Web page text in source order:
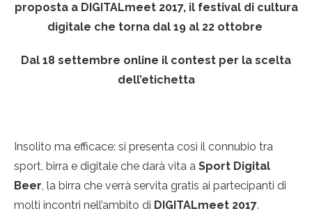
proposta a DIGITALmeet 2017, il festival di cultura
digitale che torna dal 19 al 22 ottobre
Dal 18 settembre online il contest per la scelta
dell’etichetta
Insolito ma efficace: si presenta così il connubio tra
sport, birra e digitale che darà vita a Sport Digital
Beer, la birra che verrà servita gratis ai partecipanti di
molti incontri nell’ambito di DIGITALmeet 2017.